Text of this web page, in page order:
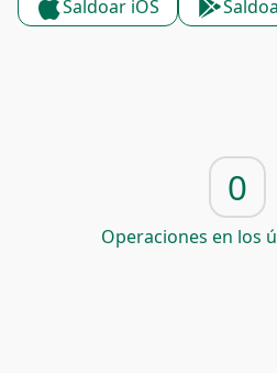
Saldoar iOS
0
Operaciones en los